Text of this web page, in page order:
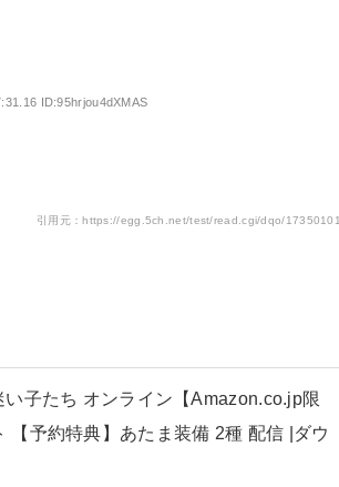
ID:95hrjou4dXMAS
引用元：https://egg.5ch.net/test/read.cgi/dqo/
い子たち オンライン【Amazon.co.jp限
【予約特典】あたま装備 2種 配信 |ダウ